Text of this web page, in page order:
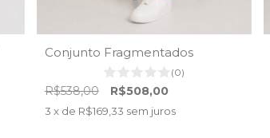
Conjunto Fragmentados
(0)
R$538,00 R$508,00
3 x de R$169,33 sem juros